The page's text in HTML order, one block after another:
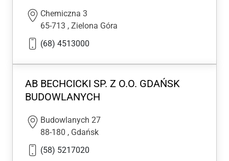
Chemiczna 3
65-713 , Zielona Góra
(68) 4513000
AB BECHCICKI SP. Z O.O. GDAŃSK
BUDOWLANYCH
Budowlanych 27
88-180 , Gdańsk
(58) 5217020